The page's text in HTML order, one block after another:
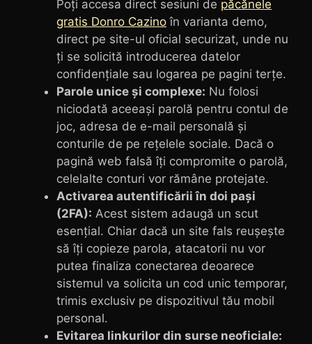
Poți accesa direct sesiuni de păcănele
gratis Donro Cazino în varianta demo,
direct pe site-ul oficial securizat, unde nu
ți se solicită introducerea datelor
confidențiale sau logarea pe pagini terțe.
Parole unice și complexe: Nu folosi
niciodată aceeași parolă pentru contul de
joc, adresa de e-mail personală și
conturile de pe rețelele sociale. Dacă o
pagină web falsă îți compromite o parolă,
celelalte conturi vor rămâne protejate.
Activarea autentificării în doi pași
(2FA): Acest sistem adaugă un scut
esențial. Chiar dacă un site fals reușește
să îți copieze parola, atacatorii nu vor
putea finaliza conectarea deoarece
sistemul va solicita un cod unic temporar,
trimis exclusiv pe dispozitivul tău mobil
personal.
Evitarea linkurilor din surse neoficiale: